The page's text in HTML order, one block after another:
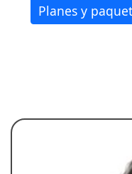
Planes y